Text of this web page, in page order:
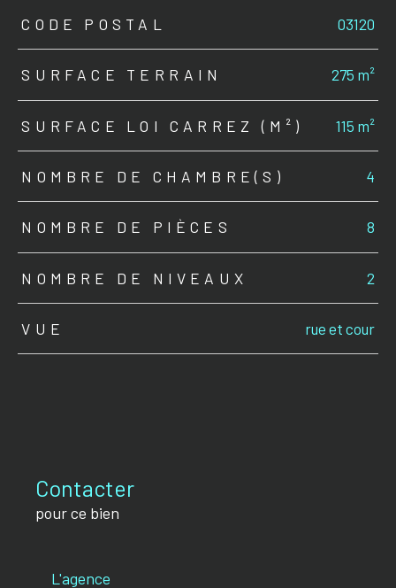
TRAD_ZEPHYR_Caracteristique TRAD_ZEPHYR_Valeurs
CODE POSTAL 03120
SURFACE TERRAIN 275 m²
SURFACE LOI CARREZ (M²) 115 m²
NOMBRE DE CHAMBRE(S) 4
NOMBRE DE PIÈCES 8
NOMBRE DE NIVEAUX 2
VUE rue et cour
Contacter
pour ce bien
L'agence